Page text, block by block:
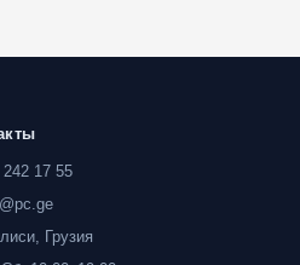
242 17 55
Грузия